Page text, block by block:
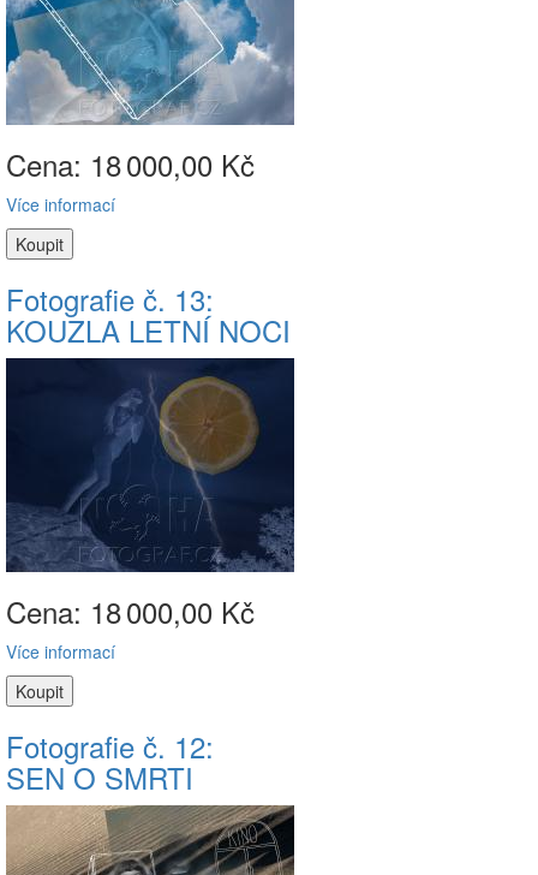
Cena: 18000,00 Kč
Více informací
Fotografie č. 13:
KOUZLA LETNÍ NOCI
Cena: 18000,00 Kč
Více informací
Fotografie č. 12:
SEN O SMRTI